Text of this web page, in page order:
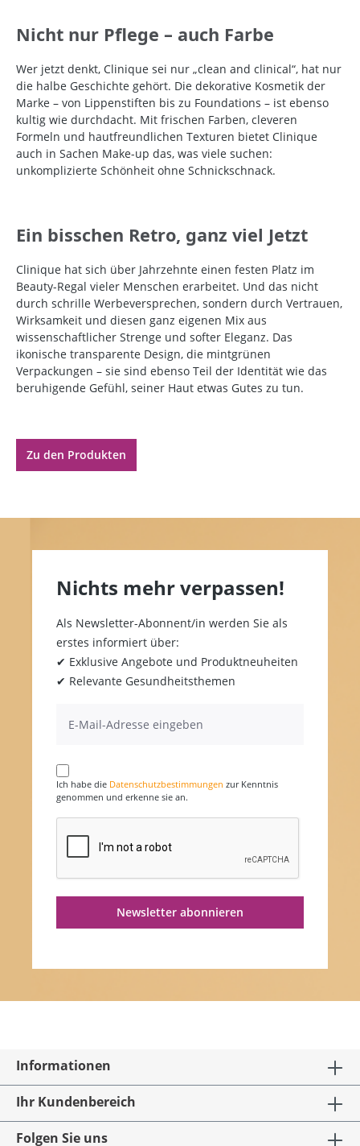
Nicht nur Pflege – auch Farbe
Wer jetzt denkt, Clinique sei nur „clean and clinical“, hat nur
die halbe Geschichte gehört. Die dekorative Kosmetik der
Marke – von Lippenstiften bis zu Foundations – ist ebenso
kultig wie durchdacht. Mit frischen Farben, cleveren
Formeln und hautfreundlichen Texturen bietet Clinique
auch in Sachen Make-up das, was viele suchen:
unkomplizierte Schönheit ohne Schnickschnack.
Ein bisschen Retro, ganz viel Jetzt
Clinique hat sich über Jahrzehnte einen festen Platz im
Beauty-Regal vieler Menschen erarbeitet. Und das nicht
durch schrille Werbeversprechen, sondern durch Vertrauen,
Wirksamkeit und diesen ganz eigenen Mix aus
wissenschaftlicher Strenge und softer Eleganz. Das
ikonische transparente Design, die mintgrünen
Verpackungen – sie sind ebenso Teil der Identität wie das
beruhigende Gefühl, seiner Haut etwas Gutes zu tun.
Zu den Produkten
Nichts mehr verpassen!
Als Newsletter-Abonnent/in werden Sie als
erstes informiert über:
✔ Exklusive Angebote und Produktneuheiten
✔ Relevante Gesundheitsthemen
Ich habe die Datenschutzbestimmungen zur Kenntnis
genommen und erkenne sie an.
Newsletter abonnieren
Informationen
Ihr Kundenbereich
Folgen Sie uns